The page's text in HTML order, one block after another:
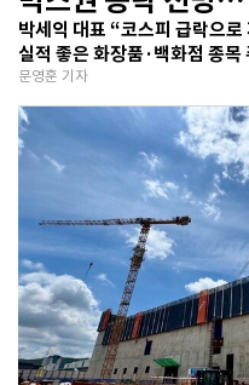
반영 주시해야”
박세익 대표 “코스피 급락으
실적 좋은 화장품·백화점 종목
문영훈 기자